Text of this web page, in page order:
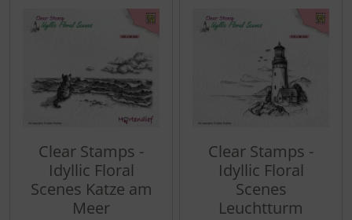
Clear Stamps -
Idyllic Floral
Scenes Katze am
Meer
Clear Stamps -
Idyllic Floral
Scenes
Leuchtturm